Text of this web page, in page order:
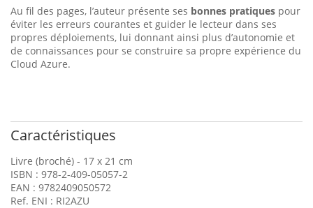
Au fil des pages, l’auteur présente ses bonnes pratiques pour
éviter les erreurs courantes et guider le lecteur dans ses
propres déploiements, lui donnant ainsi plus d’autonomie et
de connaissances pour se construire sa propre expérience du
Cloud Azure.
Caractéristiques
Livre (broché) - 17 x 21 cm
ISBN : 978-2-409-05057-2
EAN : 9782409050572
Ref. ENI : RI2AZU